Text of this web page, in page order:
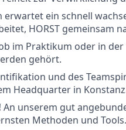
erwartet ein schnell
HORST gemeinsam
im Praktikum oder in
gehört.
und des
Headquarter in
An unserem gut
Methoden und Tools.